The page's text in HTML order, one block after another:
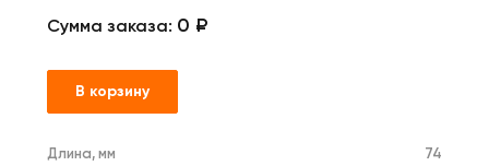
Сумма заказа: 0 ₽
В корзину
Длина, мм 74